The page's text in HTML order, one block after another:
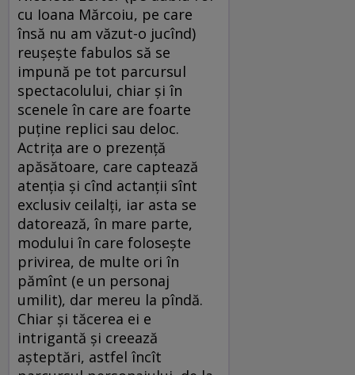
cu Ioana Mărcoiu, pe care
însă nu am văzut-o jucînd)
reuşeşte fabulos să se
impună pe tot parcursul
spectacolului, chiar şi în
scenele în care are foarte
puţine replici sau deloc.
Actriţa are o prezenţă
apăsătoare, care captează
atenţia şi cînd actanţii sînt
exclusiv ceilalţi, iar asta se
datorează, în mare parte,
modului în care foloseşte
privirea, de multe ori în
pămînt (e un personaj
umilit), dar mereu la pîndă.
Chiar şi tăcerea ei e
intrigantă şi creează
aşteptări, astfel încît